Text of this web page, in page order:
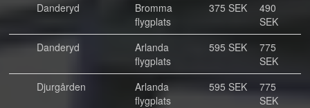
Danderyd
Bromma
flygplats
375 SEK
490
SEK
Danderyd
Arlanda
flygplats
595 SEK
775
SEK
Djurgården
Arlanda
flygplats
595 SEK
775
SEK